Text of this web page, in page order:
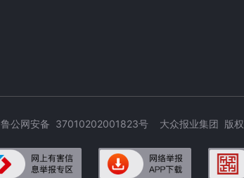
鲁公网安备 37010202001823号 大众报业集团 版